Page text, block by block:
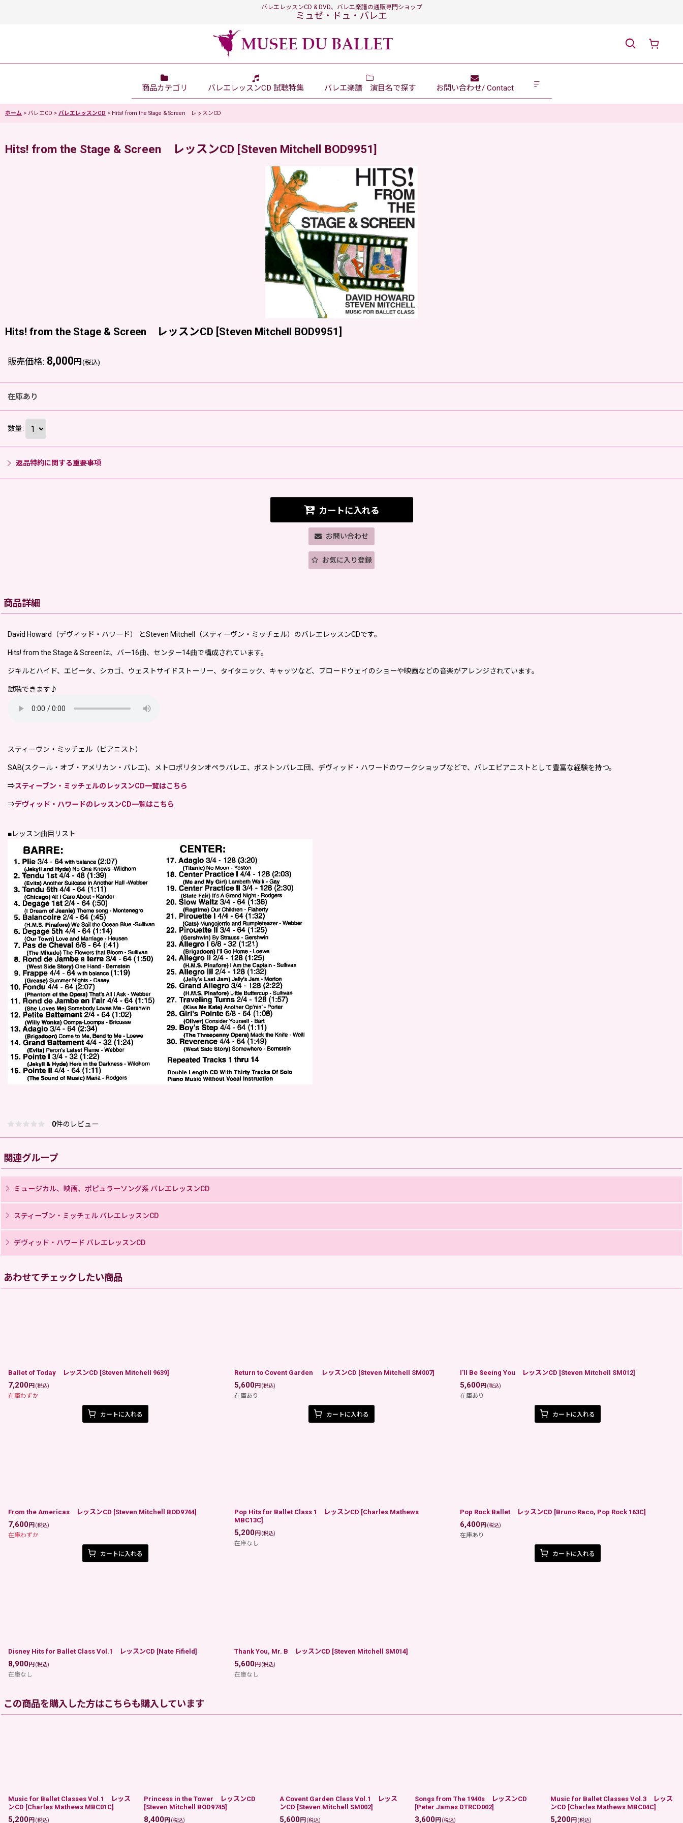
バレエレッスンCD & DVD、バレエ楽譜の通販専門ショップ
ミュゼ・ドュ・バレエ
商品カテゴリ バレエレッスンCD 試聴特集 バレエ楽譜 演目名で探す お問い合わせ/ Contact
ホーム > バレエCD > バレエレッスンCD > Hits! from the Stage & Screen レッスンCD
Hits! from the Stage & Screen レッスンCD [Steven Mitchell BOD9951]
Hits! from the Stage & Screen レッスンCD [Steven Mitchell BOD9951]
販売価格: 8,000 円 (税込)
在庫あり
数量:
返品特約に関する重要事項
カートに入れる
お問い合わせ
お気に入り登録
商品詳細
David Howard（デヴィッド・ハワード） とSteven Mitchell（スティーヴン・ミッチェル）のバレエレッスンCDです。
Hits! from the Stage & Screenは、バー16曲、センター14曲で構成されています。
ジキルとハイド、エビータ、シカゴ、ウェストサイドストーリー、タイタニック、キャッツなど、ブロードウェイのショーや映画などの音楽がアレンジされています。
試聴できます♪
スティーヴン・ミッチェル（ピアニスト）
SAB(スクール・オブ・アメリカン・バレエ)、メトロポリタンオペラバレエ、ボストンバレエ団、デヴィッド・ハワードのワークショップなどで、バレエピアニストとして豊富な経験を持つ。
⇒スティーブン・ミッチェルのレッスンCD一覧はこちら
⇒デヴィッド・ハワードのレッスンCD一覧はこちら
■レッスン曲目リスト
0件のレビュー
関連グループ
ミュージカル、映画、ポピュラーソング系 バレエレッスンCD
スティーブン・ミッチェル バレエレッスンCD
デヴィッド・ハワード バレエレッスンCD
あわせてチェックしたい商品
Ballet of Today レッスンCD [Steven Mitchell 9639]
7,200円(税込)
在庫わずか
カートに入れる
Return to Covent Garden レッスンCD [Steven Mitchell SM007]
5,600円 (税込)
在庫あり
カートに入れる
I'll Be Seeing You レッスンCD [Steven Mitchell SM012]
5,600円(税込)
在庫あり
カートに入れる
From the Americas レッスンCD [Steven Mitchell BOD9744]
7,600円(税込)
在庫わずか
カートに入れる
Pop Hits for Ballet Class 1 レッスンCD [Charles Mathews
MBC13C]
5,200円 (税込)
在庫なし
Pop Rock Ballet レッスンCD [Bruno Raco, Pop Rock 163C]
6,400円(税込)
在庫あり
カートに入れる
Disney Hits for Ballet Class Vol.1 レッスンCD [Nate Fifield]
8,900円(税込)
在庫なし
Thank You, Mr. B レッスンCD [Steven Mitchell SM014]
5,600円 (税込)
在庫なし
この商品を購入した方はこちらも購入しています
Music for Ballet Classes Vol.1 レッス
ンCD [Charles Mathews MBC01C]
5,200円(税込)
Princess in the Tower レッスンCD
[Steven Mitchell BOD9745]
8,400円 (税込)
A Covent Garden Class Vol.1 レッス
ンCD [Steven Mitchell SM002]
5,600円 (税込)
Songs from The 1940s レッスンCD
[Peter James DTRCD002]
3,600円(税込)
Music for Ballet Classes Vol.3 レッス
ンCD [Charles Mathews MBC04C]
5,200円(税込)